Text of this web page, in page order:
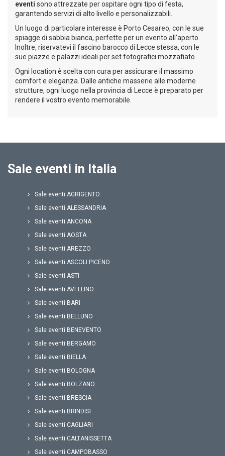
eventi sono attrezzate per ospitare ogni tipo di festa,
garantendo servizi di alto livello e personalizzabili.
Un luogo di particolare interesse è Porto Cesareo, con le sue
spiagge di sabbia bianca, perfette per un evento all'aperto.
Inoltre, riservatevi il fascino barocco di Lecce stessa, con le
sue piazze e palazzi ideali per set fotografici mozzafiato.
Ogni location è scelta con cura per assicurare il massimo
comfort e eleganza. Dalle antiche masserie alle moderne
strutture, ogni luogo nella provincia di Lecce è preparato per
rendere il vostro evento memorabile.
Sale eventi in Italia
Sale eventi AGRIGENTO
Sale eventi ALESSANDRIA
Sale eventi ANCONA
Sale eventi AOSTA
Sale eventi AREZZO
Sale eventi ASCOLI PICENO
Sale eventi ASTI
Sale eventi AVELLINO
Sale eventi BARI
Sale eventi BELLUNO
Sale eventi BENEVENTO
Sale eventi BERGAMO
Sale eventi BIELLA
Sale eventi BOLOGNA
Sale eventi BOLZANO
Sale eventi BRESCIA
Sale eventi BRINDISI
Sale eventi CAGLIARI
Sale eventi CALTANISSETTA
Sale eventi CAMPOBASSO